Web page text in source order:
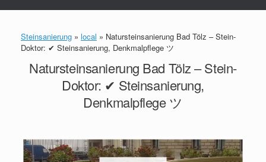
Steinsanierung » local » Natursteinsanierung Bad Tölz – Stein-
Doktor: ✔ Steinsanierung, Denkmalpflege ツ
Natursteinsanierung Bad Tölz – Stein-
Doktor: ✔ Steinsanierung,
Denkmalpflege ツ